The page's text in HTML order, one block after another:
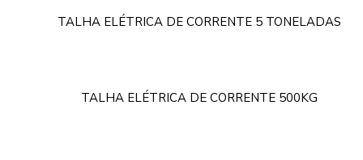
TALHA ELÉTRICA DE CORRENTE 5 TONELADAS
TALHA ELÉTRICA DE CORRENTE 500KG